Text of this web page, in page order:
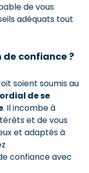
de vous
adéquats tout
confiance ?
soient soumis au
de se
. Il incombe à
et de vous
et adaptés à
confiance avec